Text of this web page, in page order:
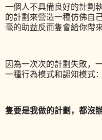
一個人不具備良好的計劃
的計劃來營造一種仿佛自
毫的助益反而隻會給你
因為一次次的計劃失敗，
一種行為模式和認知模式：
隻要是我做的計劃，都沒